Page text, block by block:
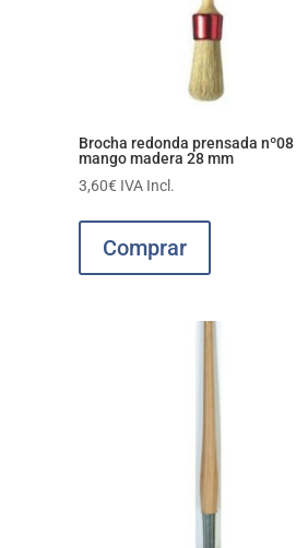
Brocha redonda prensada
mango madera 28 mm
3,60€ IVA Incl.
Comprar